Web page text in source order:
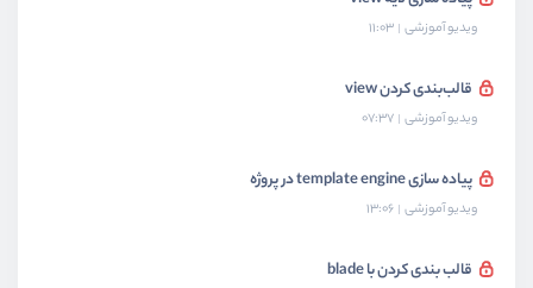
ویدیو آموزشی 11:03
قالب‌بندی کردن view
ویدیو آموزشی 07:37
پیاده سازی template engine در پروژه
ویدیو آموزشی 13:06
قالب بندی کردن با blade